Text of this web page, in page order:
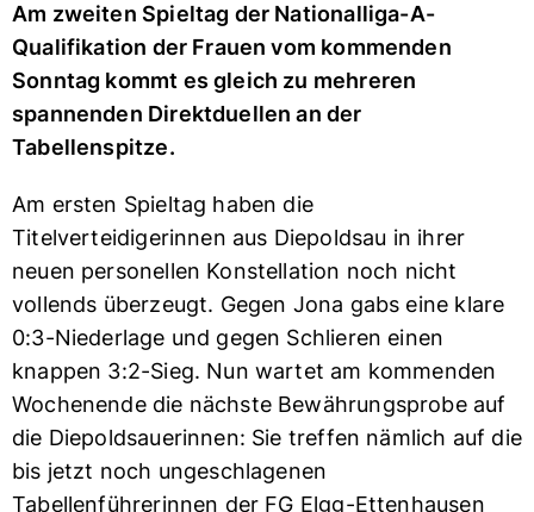
Am zweiten Spieltag der Nationalliga-A-
Qualifikation der Frauen vom kommenden
Sonntag kommt es gleich zu mehreren
spannenden Direktduellen an der
Tabellenspitze.
Am ersten Spieltag haben die
Titelverteidigerinnen aus Diepoldsau in ihrer
neuen personellen Konstellation noch nicht
vollends überzeugt. Gegen Jona gabs eine klare
0:3-Niederlage und gegen Schlieren einen
knappen 3:2-Sieg. Nun wartet am kommenden
Wochenende die nächste Bewährungsprobe auf
die Diepoldsauerinnen: Sie treffen nämlich auf die
bis jetzt noch ungeschlagenen
Tabellenführerinnen der FG Elgg-Ettenhausen